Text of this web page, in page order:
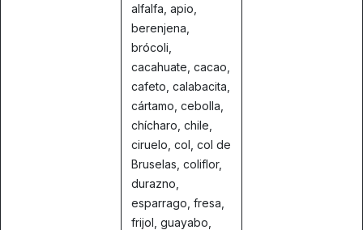
alfalfa, apio,
berenjena,
brócoli,
cacahuate, cacao,
cafeto, calabacita,
cártamo, cebolla,
chícharo, chile,
ciruelo, col, col de
Bruselas, coliflor,
durazno,
esparrago, fresa,
frijol, guayabo,